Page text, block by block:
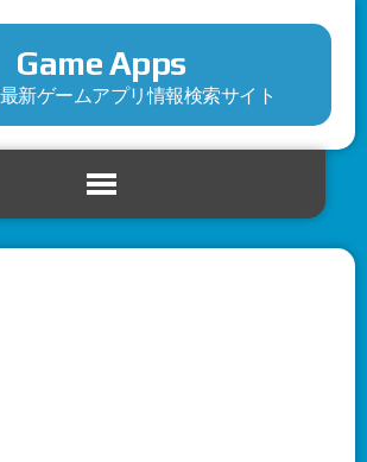
Game Apps
新ゲームアプリ情報検索サイト